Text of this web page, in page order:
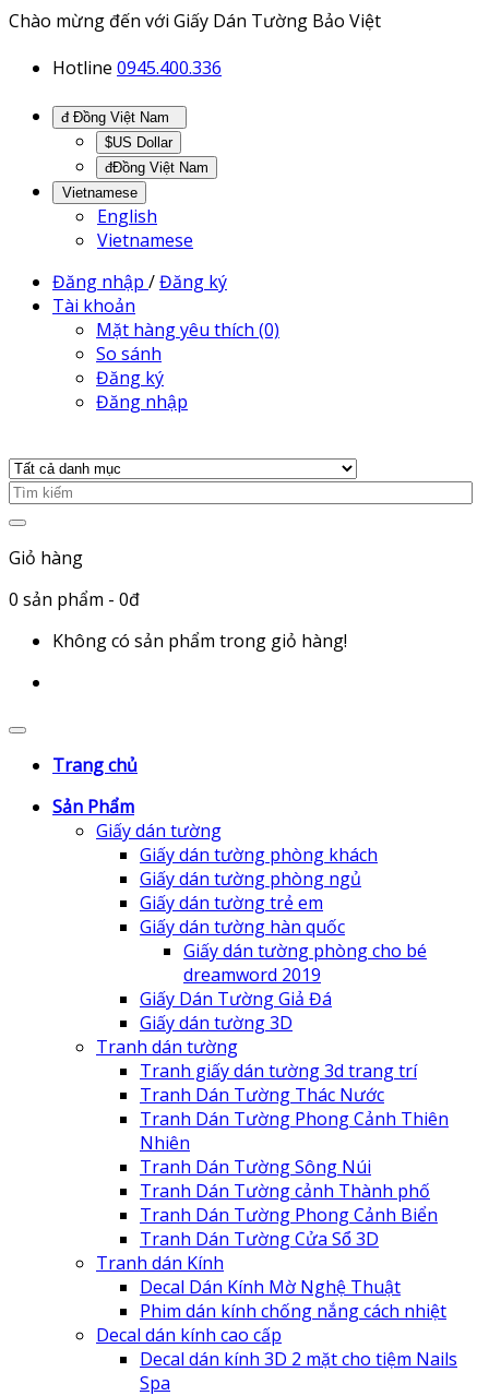
Chào mừng đến với Giấy Dán Tường Bảo Việt
Hotline 0945.400.336
$US Dollar
đĐồng Việt Nam
Vietnamese
English
Vietnamese
Đăng nhập /Đăng ký
Tài khoản
Mặt hàng yêu thích (0)
So sánh
Đăng ký
Đăng nhập
Giỏ hàng
0 sản phẩm - 0đ
Không có sản phẩm trong giỏ hàng!
Trang chủ
Sản Phẩm
Giấy dán tường
Giấy dán tường phòng khách
Giấy dán tường phòng ngủ
Giấy dán tường trẻ em
Giấy dán tường hàn quốc
Giấy dán tường phòng cho bé
dreamword 2019
Giấy Dán Tường Giả Đá
Giấy dán tường 3D
Tranh dán tường
Tranh giấy dán tường 3d trang trí
Tranh Dán Tường Thác Nước
Tranh Dán Tường Phong Cảnh Thiên
Nhiên
Tranh Dán Tường Sông Núi
Tranh Dán Tường cảnh Thành phố
Tranh Dán Tường Phong Cảnh Biển
Tranh Dán Tường Cửa Sổ 3D
Tranh dán Kính
Decal Dán Kính Mờ Nghệ Thuật
Phim dán kính chống nắng cách nhiệt
Decal dán kính cao cấp
Decal dán kính 3D 2 mặt cho tiệm Nails
Spa